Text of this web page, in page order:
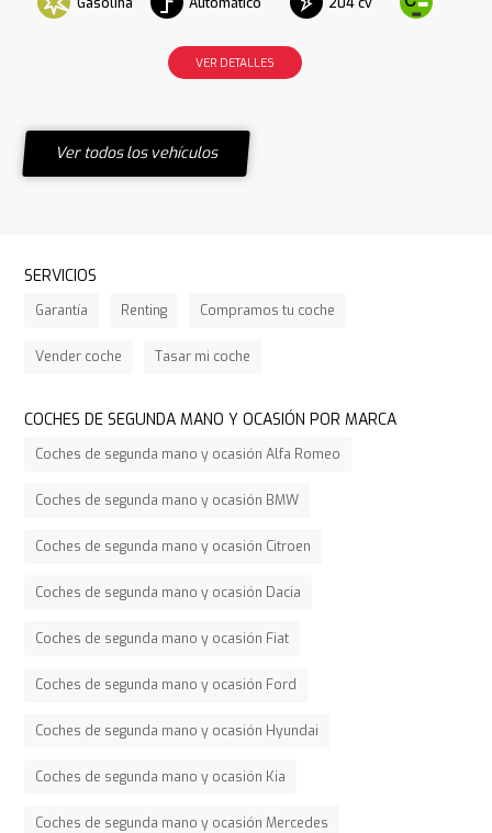
VER DETALLES
Ver todos los vehículos
SERVICIOS
Garantía Renting Compramos tu coche
Vender coche Tasar mi coche
COCHES DE SEGUNDA MANO Y OCASIÓN POR MARCA
Coches de segunda mano y ocasión Alfa Romeo
Coches de segunda mano y ocasión BMW
Coches de segunda mano y ocasión Citroen
Coches de segunda mano y ocasión Dacia
Coches de segunda mano y ocasión Fiat
Coches de segunda mano y ocasión Ford
Coches de segunda mano y ocasión Hyundai
Coches de segunda mano y ocasión Kia
Coches de segunda mano y ocasión Mercedes